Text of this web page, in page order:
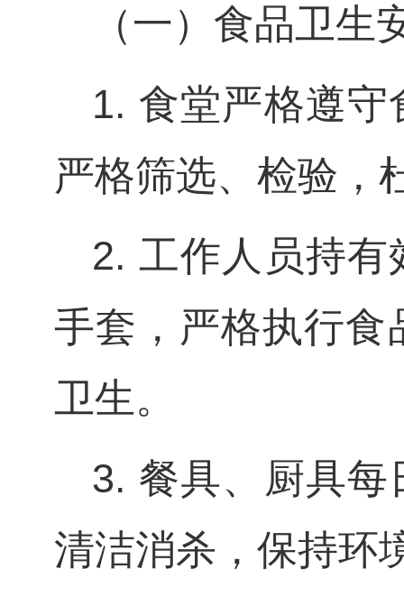
（一）食品卫生
1. 食堂严格遵
严格筛选、检验，
2. 工作人员持
手套，严格执行食
卫生。
3. 餐具、厨具
清洁消杀，保持环